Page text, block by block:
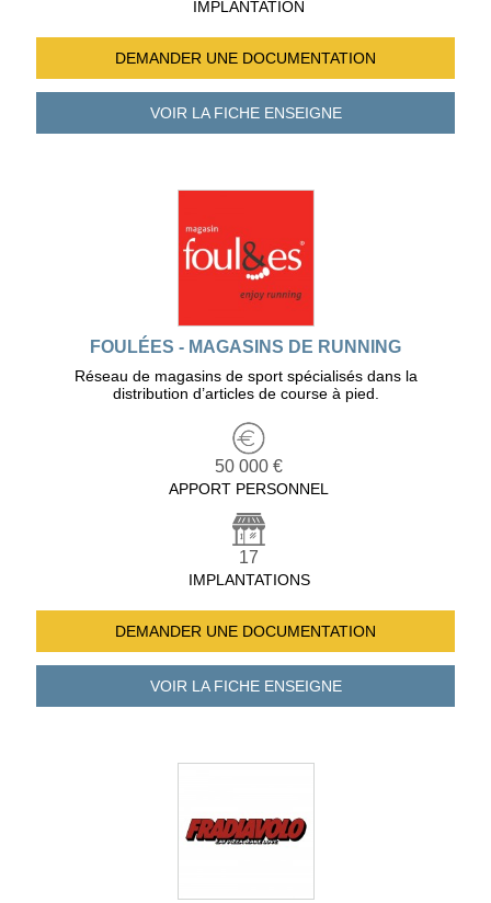
IMPLANTATION
DEMANDER UNE DOCUMENTATION
VOIR LA FICHEENSEIGNE
FOULÉES - MAGASINS DE RUNNING
Réseau de magasins de sport spécialisés dans la
distribution d’articles de course à pied.
50 000 €
APPORT PERSONNEL
17
IMPLANTATIONS
DEMANDER UNE DOCUMENTATION
VOIR LA FICHEENSEIGNE